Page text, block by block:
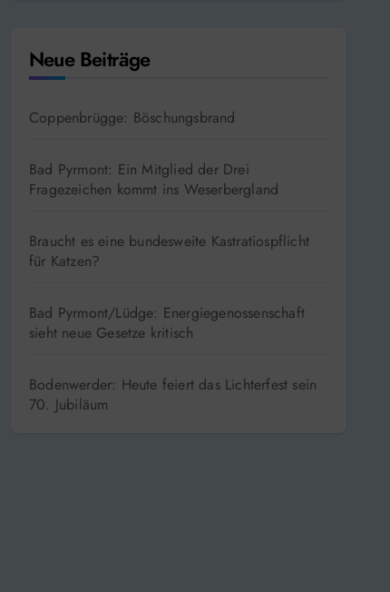
Neue Beiträge
Coppenbrügge: Böschungsbrand
Bad Pyrmont: Ein Mitglied der Drei
Fragezeichen kommt ins Weserbergland
Braucht es eine bundesweite Kastratiospflicht
für Katzen?
Bad Pyrmont/Lüdge: Energiegenossenschaft
sieht neue Gesetze kritisch
Bodenwerder: Heute feiert das Lichterfest sein
70. Jubiläum